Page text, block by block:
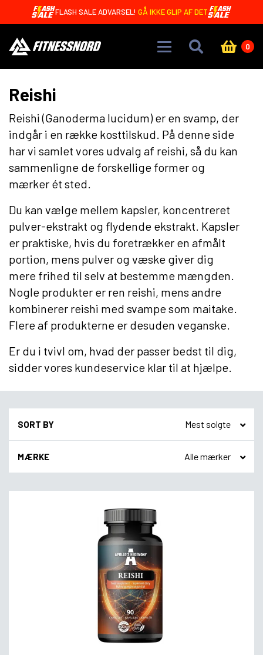
Skip to main contentKUN 3,99 DKK! 🤩 CREAMY CORE BARS MED 15G PROTEIN
0
Reishi
Reishi (Ganoderma lucidum) er en svamp, der
indgår i en række kosttilskud. På denne side
har vi samlet vores udvalg af reishi, så du kan
sammenligne de forskellige former og
mærker ét sted.
Du kan vælge mellem kapsler, koncentreret
pulver-ekstrakt og flydende ekstrakt. Kapsler
er praktiske, hvis du foretrækker en afmålt
portion, mens pulver og væske giver dig
mere frihed til selv at bestemme mængden.
Nogle produkter er ren reishi, mens andre
kombinerer reishi med svampe som maitake.
Flere af produkterne er desuden veganske.
Er du i tvivl om, hvad der passer bedst til dig,
sidder vores kundeservice klar til at hjælpe.
SORT BY
MÆRKE